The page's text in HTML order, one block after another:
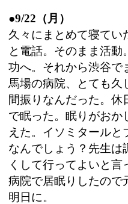
●9/22（月）
久々にまとめて寝てい
と電話。そのまま活
功へ。それから渋谷で
馬場の病院、とても久
間振りなんだった。
で眠った。眠りがおか
えた。イソミタール
なんでしょう？先生は
くして行ってよいと言
病院で居眠りしたので
明日に。